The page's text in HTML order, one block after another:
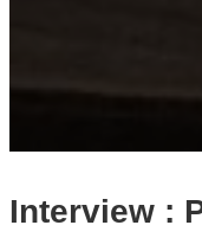
e
Interview :